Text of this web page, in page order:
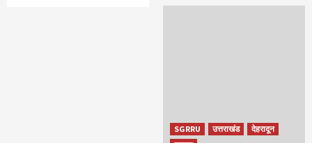
SGRRU उत्तराखंड
देहरादून